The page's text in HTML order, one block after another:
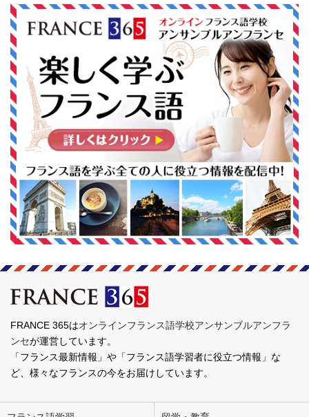
FRANCE 365はオンラインフランス語学校アンサンブルアンフラ
ンセが運営しています。
「フランス最新情報」や「フランス語学習者に役立つ情報」な
ど、様々なフランスの今をお届けしています。